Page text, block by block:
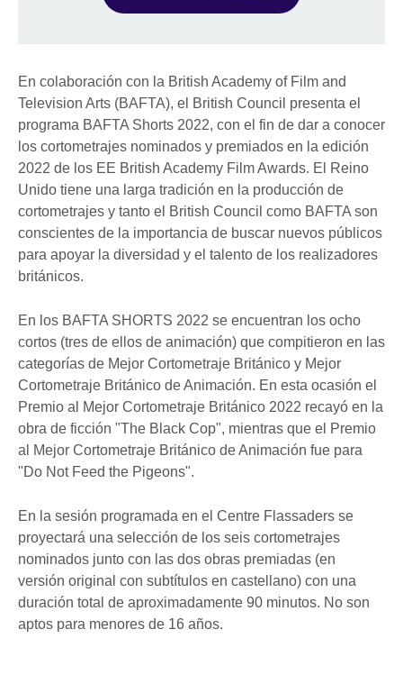
En colaboración con la British Academy of Film and
Television Arts (BAFTA), el British Council presenta el
programa BAFTA Shorts 2022, con el fin de dar a conocer
los cortometrajes nominados y premiados en la edición
2022 de los EE British Academy Film Awards. El Reino
Unido tiene una larga tradición en la producción de
cortometrajes y tanto el British Council como BAFTA son
conscientes de la importancia de buscar nuevos públicos
para apoyar la diversidad y el talento de los realizadores
británicos.
En los BAFTA SHORTS 2022 se encuentran los ocho
cortos (tres de ellos de animación) que compitieron en las
categorías de Mejor Cortometraje Británico y Mejor
Cortometraje Británico de Animación. En esta ocasión el
Premio al Mejor Cortometraje Británico 2022 recayó en la
obra de ficción "The Black Cop", mientras que el Premio
al Mejor Cortometraje Británico de Animación fue para
"Do Not Feed the Pigeons".
En la sesión programada en el Centre Flassaders se
proyectará una selección de los seis cortometrajes
nominados junto con las dos obras premiadas (en
versión original con subtítulos en castellano) con una
duración total de aproximadamente 90 minutos. No son
aptos para menores de 16 años.